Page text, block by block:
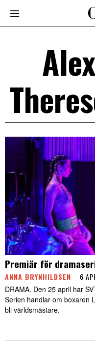
Premiär för
ANNA BRYNHILDSEN 6
DRAMA. Den 25 april har
Serien handlar om boxaren
bli världsmästare.